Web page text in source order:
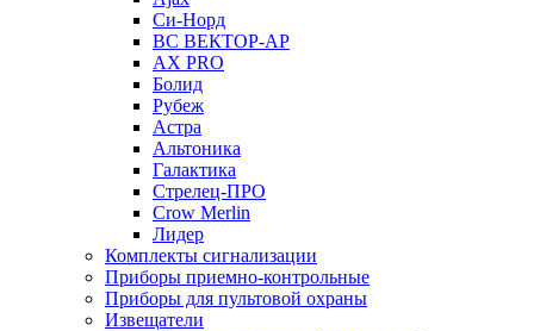
Си-Норд
ВС ВЕКТОР-АР
AX PRO
Болид
Рубеж
Астра
Альтоника
Галактика
Стрелец-ПРО
Crow Merlin
Лидер
Комплекты сигнализации
Приборы приемно-контрольные
Приборы для пультовой охраны
Извещатели